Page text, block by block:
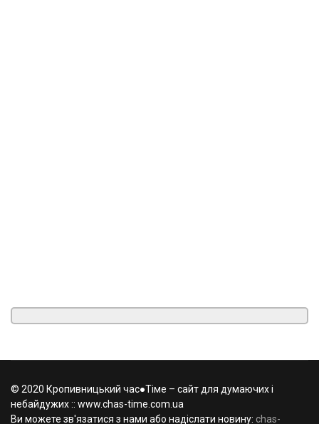
© 2020 Кропивницький час●Тіме – сайт для думаючих і
небайдужих :: www.chas-time.com.ua
Ви можете зв'язатися з нами або надіслати новину: chas-